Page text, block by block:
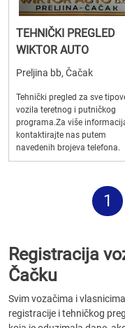
TEHNIČKI PREGLED
WIKTOR AUTO
Preljina bb, Čačak
Tehnički pregled za sve
vozila teretnog i putničkog
programa.Za više
kontaktirajte nas putem
navedenih brojeva telefona.
1
Registracija
Čačku
Svim vozačima i
registracije i tehničkog